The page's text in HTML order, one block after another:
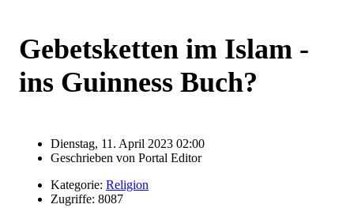
Gebetsketten im Islam -
ins Guinness Buch?
Dienstag, 11. April 2023 02:00
Geschrieben von Portal Editor
Kategorie: Religion
Zugriffe: 8087